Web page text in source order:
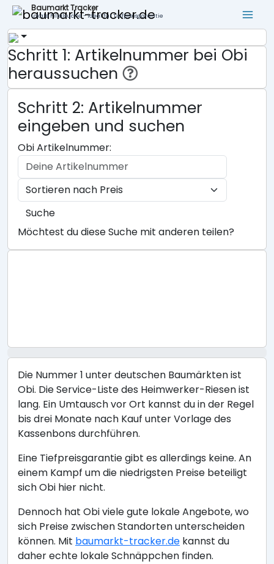
Baumarkt Tracker
Lokale Filialsuche - ideal für Tiefpreisgarantie
Schritt 1: Artikelnummer bei Obi
heraussuchen
Schritt 2: Artikelnummer
eingeben und suchen
Obi Artikelnummer:
Suche
Möchtest du diese Suche mit anderen teilen?
Die Nummer 1 unter deutschen Baumärkten ist
Obi. Die Service-Liste des Heimwerker-Riesen ist
lang. Ein Umtausch vor Ort kannst du in der Regel
bis drei Monate nach Kauf unter Vorlage des
Kassenbons durchführen.
Eine Tiefpreisgarantie gibt es allerdings keine. An
einem Kampf um die niedrigsten Preise beteiligt
sich Obi hier nicht.
Dennoch hat Obi viele gute lokale Angebote, wo
sich Preise zwischen Standorten unterscheiden
können. Mit baumarkt-tracker.de kannst du
daher echte lokale Schnäppchen finden.